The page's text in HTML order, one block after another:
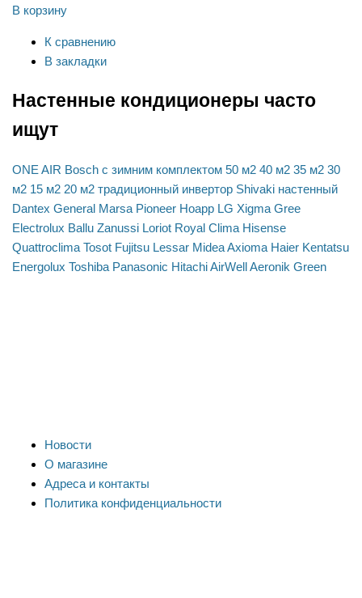
В корзину
К сравнению
В закладки
Настенные кондиционеры часто
ищут
ONE AIR Bosch с зимним комплектом 50 м2 40 м2 35 м2 30
м2 15 м2 20 м2 традиционный инвертор Shivaki настенный
Dantex General Marsa Pioneer Hoapp LG Xigma Gree
Electrolux Ballu Zanussi Loriot Royal Clima Hisense
Quattroclima Tosot Fujitsu Lessar MideaAxioma Haier Kentatsu
Energolux Toshiba Panasonic HitachiAirWellAeronik Green
Новости
О магазине
Адреса и контакты
Политика конфиденциальности